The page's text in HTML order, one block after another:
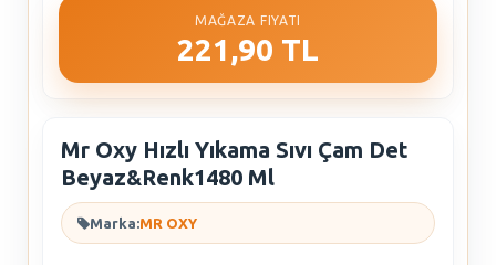
MAĞAZA FIYATI
221,90 TL
Mr Oxy Hızlı Yıkama Sıvı Çam Det
Beyaz&Renk1480 Ml
Marka:MR OXY